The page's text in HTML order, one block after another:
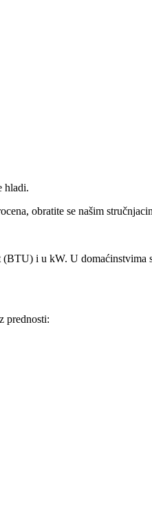
hladi.
obratite se našim
i u kW. U domaćinstvima
prednosti: